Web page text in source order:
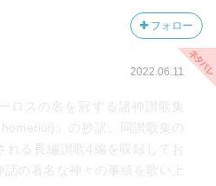
フォロー
2022.06.11
ロスの名を冠する諸神讃歌集
』の抄訳。同讃歌集の
れる長編讃歌4編を収録してお
の著名な神々の事績を歌い上